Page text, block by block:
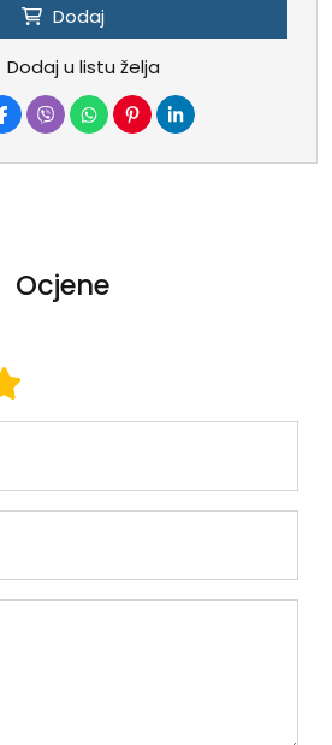
Dodaj
Dodaj u listu želja
Ocjene
5
4